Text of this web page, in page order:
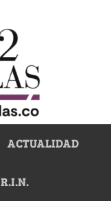
ACTUALIDAD
R.I.N.